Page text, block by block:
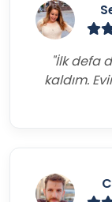
"İlk defa
kaldım.